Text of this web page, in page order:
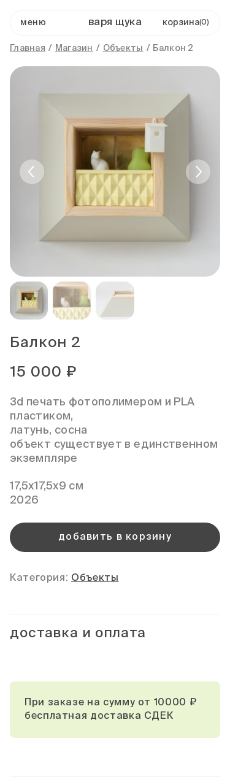
меню варя щука 0
Главная / Магазин / Объекты / Балкон 2
Балкон 2
15 000 ₽
3d печать фотополимером и PLA
пластиком,
латунь, сосна
объект существует в единственном
экземпляре
17,5х17,5х9 см
2026
добавить в корзину
Категория: Объекты
доставка и оплата
При заказе на сумму от 10000 ₽
бесплатная доставка СДЕК